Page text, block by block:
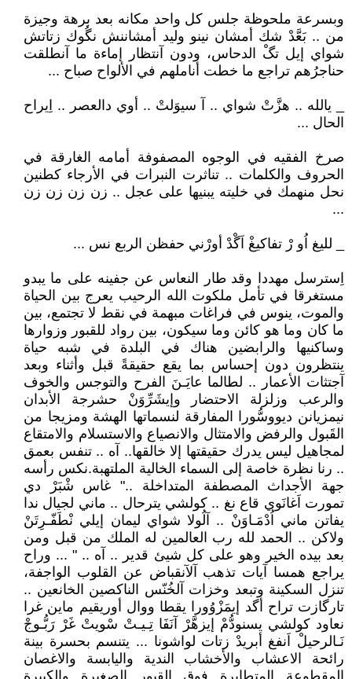
وبسرعة ملحوظة جلس كل واحد مكانه بعد برهة وجيزة
من .. بَعَّدْ شك أمشان نينو وليد أمشاننش نگُوك زتاتش
شواي إيل تگْ الدحاس، ودون آنتظار إماءة ما آنطلقت
حناجرُهم تراجع ما خطت أناملهم في الألواح صباح ...
_ يالله .. هزَّتْ شواي .. آ سيوَلتْ .. أوي دالعصر .. اِيراح
الحال ...
صرخ الفقيه في الوجوه المصفوفة أمامه الغارقة في
الحروف والكلمات .. تناثرت النبرات في الأرجاء كطنين
نحل منهمك في خليته يبنيها على عجل .. زن زن زن زن
...
_ لليغ اُو رْ تفاكيغْ اَگْدْ أورْني حفظن الربع نس ...
اِسترسل مهددا وقد طار النعاس عن جفينه على ما يبدو
مستغرقا في تأمل ملكوت الله الرحيب يعرج بين الحياة
والموت، ينوس في فراغات مبهمة في نقط لا تجتمع، بين
ما كان وما هو كائن وما سيكون، بين رواد للقبور وزوارها
وساكنيها والرابضين هناك في البلدة في شبه حياة
ينتظرون دون إحساس بما يقع حقيقةً قبل وأثناء وبعد
آجتثات الأعمار .. لطالما عايَـنَ الفرح والتوجس والخوف
والرعب وزلزلة الاحتضار وإيشَرِّوَنْ حشرجة الأبدان
نيمزيانن ديووسُّورا المفارقة لنسماتها الهشة ومزيجا من
القَبول والرفض والامتثال والانصياع والاستسلام والامتقاع
لمجاهيل ليس يدرك حقيقتها إلا خالقها.. آه .. تنفس بعمق
.. رنا نظرة خاصة إلى السماء الخالية الملتهبة.نكس رأسه
جهة الأجداث المصطفة المتداخلة .." غاس شْبَرْ دي
تمورت اَغانَوي قاع نغ .. كولشي يترحال .. ماني لجيال ندا
يفاتن ماني اُدْمَـاوَنْ .. آلُولا شواي ليمان إيلي نْطَفّـرِتَنْ
ولاكن .. الحمد لله رب العالمين له الملك من قبل ومن
بعد بيده الخير وهو على كل شيئ قدير .. آه .. " ... وراح
يراجع همسا آيات تذهب آلآنقباض عن القلوب الواجفة،
تنزل السكينة وتبعد وخزات آلخُنّس الناكصين الخانعين ..
تارگازت تراح أگد إيمَزْوُورا يقطا ووال أوريقيم ماين غرا
نعاود كولشي يسنودُّمْ إيزهَّرْ آنَفَا تِـيـتْ سْويتْ غَرْ رَبُّـوجْ
نَـالرحيلْ اَنفغ أبريدْ زتات لواشونا ... يتنسم بحسرة بينة
رائحة الاعشاب والأخشاب الندية واليابسة والاغصان